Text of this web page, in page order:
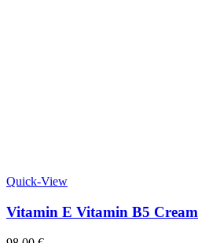
Quick-View
Vitamin E Vitamin B5 Cream